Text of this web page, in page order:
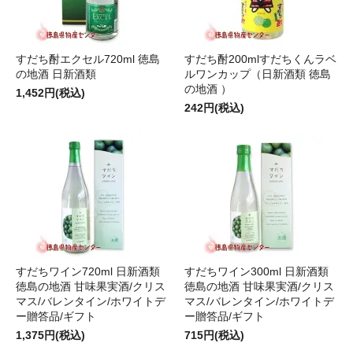
すだち酎エクセル720ml 徳島
の地酒 日新酒類
1,452円(税込)
すだち酎200mlすだちくんラベ
ルワンカップ（日新酒類 徳島
の地酒 ）
242円(税込)
すだちワイン720ml 日新酒類
徳島の地酒 甘味果実酒/クリス
マス/バレンタイン/ホワイトデ
ー贈答品/ギフト
1,375円(税込)
すだちワイン300ml 日新酒類
徳島の地酒 甘味果実酒/クリス
マス/バレンタイン/ホワイトデ
ー贈答品/ギフト
715円(税込)